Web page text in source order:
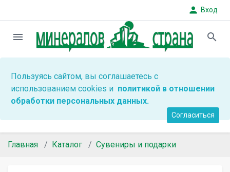
person Вход
menu search
Пользуясь сайтом, вы соглашаетесь с
использованием cookies и политикой в отношении
обработки персональных данных.
Согласиться
Главная Каталог Сувениры и подарки